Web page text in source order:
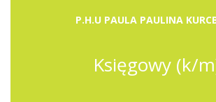
P.H.U PAULA PAULINA
Księgowy (k/